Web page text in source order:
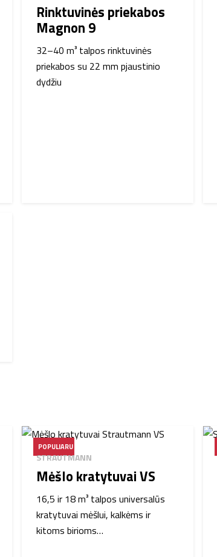
Rinktuvinės priekabos
Magnon 9
32–40 m³ talpos rinktuvinės
priekabos su 22 mm pjaustinio
dydžiu
POPULIARU
STRAUTMANN
Mėšlo kratytuvai VS
16,5 ir 18 m³ talpos universalūs
kratytuvai mėšlui, kalkėms ir
kitoms birioms…